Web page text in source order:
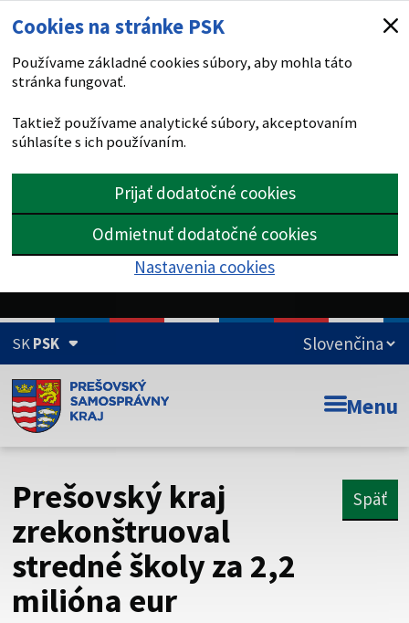
Cookies na stránke PSK
Používame základné cookies súbory, aby mohla táto
stránka fungovať.
Taktiež používame analytické súbory, akceptovaním
súhlasíte s ich používaním.
Prijať dodatočné cookies
Odmietnuť dodatočné cookies
Nastavenia cookies
SKPSK
Doména psk.sk je oficiálna
Toto je oficiálna webová stránka Prešovského
Táto stránka je zabezpečená
Buďte pozorní a vždy sa uistite, že zdieľate informácie iba
cez zabezpečenú webovú stránku. Zabezpečená stránka
vždy začína https:// pred názvom domény webového sídla.
Menu
Prešovský kraj
zrekonštruoval
stredné školy za 2,2
milióna eur
Späť